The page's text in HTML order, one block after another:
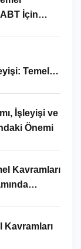
İçin
Temel
İşleyişi ve
Önemi
Kavramları
Kavramları